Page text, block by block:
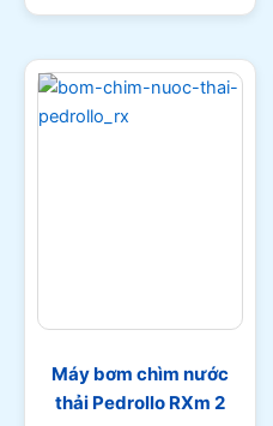
Máy bơm chìm nước
thải Pedrollo RXm 2